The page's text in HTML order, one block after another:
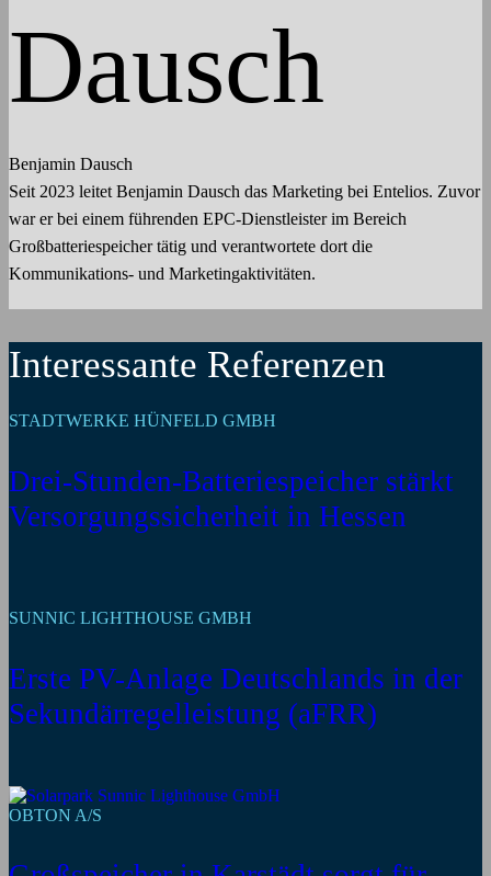
Benjamin Dausch
Seit 2023 leitet Benjamin Dausch das Marketing bei Entelios. Zuvor
war er bei einem führenden EPC-Dienstleister im Bereich
Großbatteriespeicher tätig und verantwortete dort die
Kommunikations- und Marketingaktivitäten.
Interessante Referenzen
STADTWERKE HÜNFELD GMBH
Drei-Stunden-Batteriespeicher stärkt
Versorgungssicherheit in Hessen
SUNNIC LIGHTHOUSE GMBH
Erste PV-Anlage Deutschlands in der
Sekundärregelleistung (aFRR)
OBTON A/S